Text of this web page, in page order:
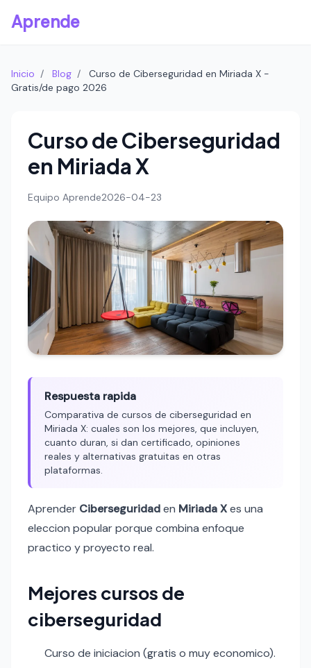
Aprende
Inicio / Blog /
Curso de Ciberseguridad en Miriada X -
Gratis/de pago 2026
Curso de Ciberseguridad
en Miriada X
Equipo Aprende2026-04-23
Respuesta rapida
Comparativa de cursos de ciberseguridad en
Miriada X: cuales son los mejores, que incluyen,
cuanto duran, si dan certificado, opiniones
reales y alternativas gratuitas en otras
plataformas.
Aprender Ciberseguridaden Miriada Xes una
eleccion popular porque combina enfoque
practico y proyecto real.
Mejores cursos de
ciberseguridad
Curso de iniciacion (gratis o muy economico).